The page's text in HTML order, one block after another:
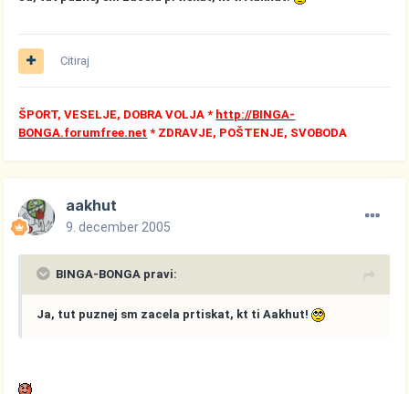
Citiraj
ŠPORT, VESELJE, DOBRA VOLJA * http://BINGA-
BONGA.forumfree.net * ZDRAVJE, POŠTENJE, SVOBODA
aakhut
9. december 2005
BINGA-BONGA pravi:
Ja, tut puznej sm zacela prtiskat, kt ti Aakhut!